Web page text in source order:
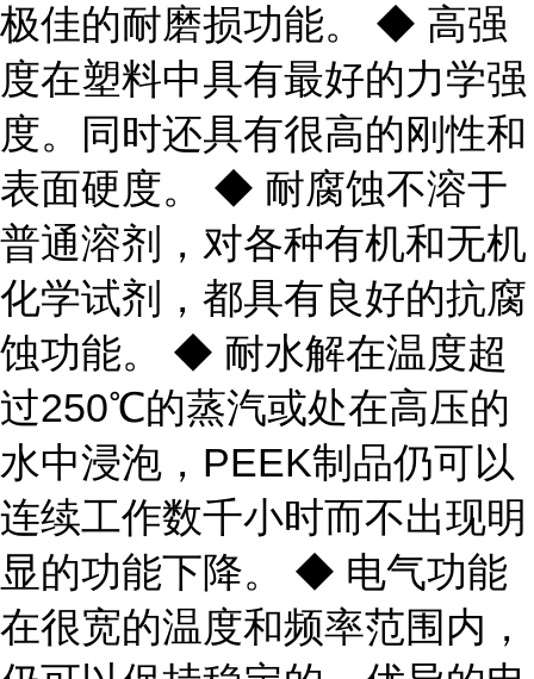
极佳的耐磨损功能。 ◆ 高强
度在塑料中具有最好的力学强
度。同时还具有很高的刚性和
表面硬度。 ◆ 耐腐蚀不溶于
普通溶剂，对各种有机和无机
化学试剂，都具有良好的抗腐
蚀功能。 ◆ 耐水解在温度超
过250℃的蒸汽或处在高压的
水中浸泡，PEEK制品仍可以
连续工作数千小时而不出现明
显的功能下降。 ◆ 电气功能
在很宽的温度和频率范围内，